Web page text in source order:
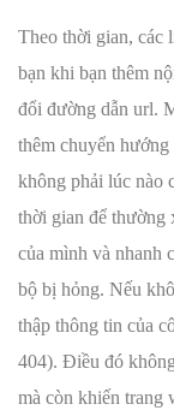
Theo thời gian, các
bạn khi bạn thêm
đổi đường dẫn url.
thêm chuyển
không phải lúc nào
thời gian để thường
của mình và nhanh
bộ bị hỏng. Nếu
thập thông tin của
404). Điều đó
mà còn khiến trang